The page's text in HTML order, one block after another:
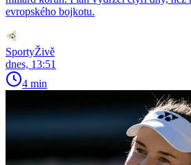
evropského bojkotu.
SportyŽivě
dnes, 13:51
4 min